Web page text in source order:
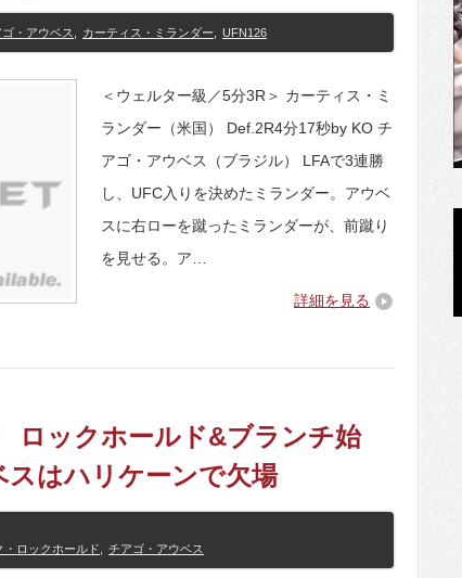
・アウベス カーティス・ミランダー UFN126
＜ウェルター級／5分3R＞ カーティス・ミ
ランダー（米国） Def.2R4分17秒by KO チ
アゴ・アウベス（ブラジル） LFAで3連勝
し、UFC入りを決めたミランダー。アウベ
スに右ローを蹴ったミランダーが、前蹴り
を見せる。ア…
詳細を見る
ロックホールド&ブランチ始
はハリケーンで欠場
・ロックホールド チアゴ・アウベス